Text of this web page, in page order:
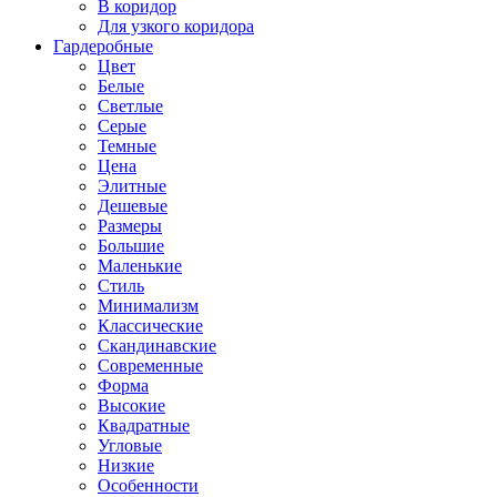
В коридор
Для узкого коридора
Гардеробные
Цвет
Белые
Светлые
Серые
Темные
Цена
Элитные
Дешевые
Размеры
Большие
Маленькие
Стиль
Минимализм
Классические
Скандинавские
Современные
Форма
Высокие
Квадратные
Угловые
Низкие
Особенности